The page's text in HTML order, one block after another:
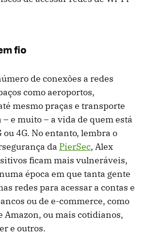
fio
de conexões a redes
como aeroportos,
mesmo praças e transporte
e muito – a vida de quem está
ou 4G. No entanto, lembra o
da PierSec, Alex
ficam mais vulneráveis,
época em que tanta gente
redes para acessar a contas e
ou de e-commerce, como
Amazon, ou mais cotidianos,
e outros.